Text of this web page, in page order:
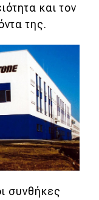
και τον
της.
συνθήκες